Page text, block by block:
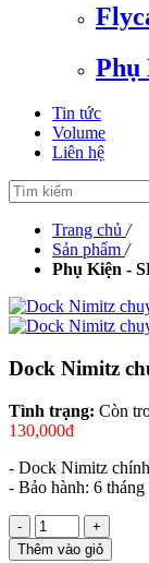
Phụ
Tin tức
Volume
Liên hệ
Trang chủ /
Sản phẩm /
Phụ Kiện -
Dock Nimitz
Tình trạng: Còn
130,000đ
- Dock Nimitz
- Bảo hành: 6 tháng
-
+
Thêm vào giỏ